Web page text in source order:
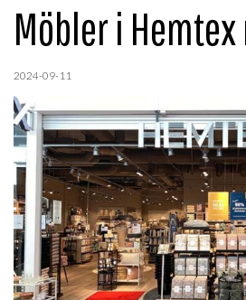
Möbler i
2024-09-11